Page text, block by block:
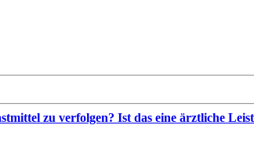
zu verfolgen? Ist das eine ärztliche